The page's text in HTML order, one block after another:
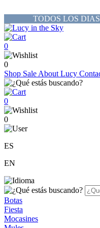
TODOS LOS
0
0
Shop Sale About Lucy
0
0
ES
EN
Botas
Fiesta
Mocasines